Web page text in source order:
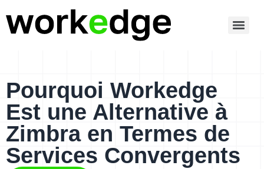
Pourquoi Workedge
Est une Alternative à
Zimbra en Termes de
Services Convergents